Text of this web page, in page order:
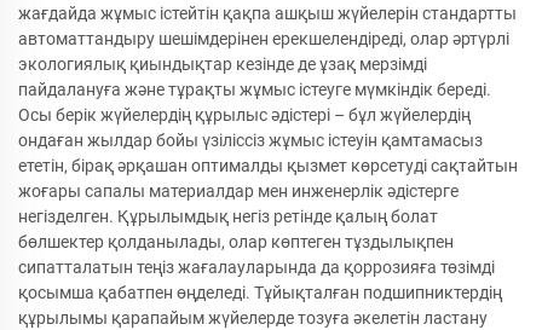
жағдайда жұмыс істейтін қақпа ашқыш жүйелерін стандартты
автоматтандыру шешімдерінен ерекшелендіреді, олар әртүрлі
экологиялық қиындықтар кезінде де ұзақ мерзімді
пайдалануға және тұрақты жұмыс істеуге мүмкіндік береді.
Осы берік жүйелердің құрылыс әдістері – бұл жүйелердің
ондаған жылдар бойы үзіліссіз жұмыс істеуін қамтамасыз
ететін, бірақ әрқашан оптималды қызмет көрсетуді сақтайтын
жоғары сапалы материалдар мен инженерлік әдістерге
негізделген. Құрылымдық негіз ретінде қалың болат
бөлшектер қолданылады, олар көптеген тұздылықпен
сипатталатын теңіз жағалауларында да қоррозияға төзімді
қосымша қабатпен өңделеді. Тұйықталған подшипниктердің
құрылымы қарапайым жүйелерде тозуға әкелетін ластану